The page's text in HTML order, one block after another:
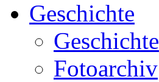
Geschichte
Geschichte
Fotoarchiv